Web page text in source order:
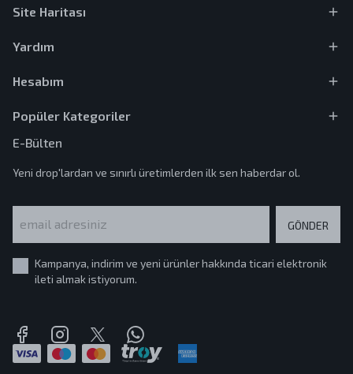
Site Haritası
Yardım
Hesabım
Popüler Kategoriler
E-Bülten
Yeni drop'lardan ve sınırlı üretimlerden ilk sen haberdar ol.
GÖNDER
Kampanya, indirim ve yeni ürünler hakkında ticari elektronik
ileti almak istiyorum.